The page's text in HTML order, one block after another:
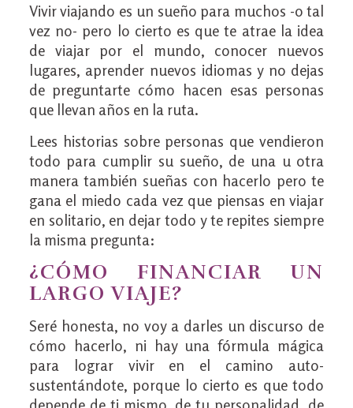
Vivir viajando es un sueño para muchos -o tal
vez no- pero lo cierto es que te atrae la idea
de viajar por el mundo, conocer nuevos
lugares, aprender nuevos idiomas y no dejas
de preguntarte cómo hacen esas personas
que llevan años en la ruta.
Lees historias sobre personas que vendieron
todo para cumplir su sueño, de una u otra
manera también sueñas con hacerlo pero te
gana el miedo cada vez que piensas en viajar
en solitario, en dejar todo y te repites siempre
la misma pregunta:
¿CÓMO FINANCIAR UN
LARGO VIAJE?
Seré honesta, no voy a darles un discurso de
cómo hacerlo, ni hay una fórmula mágica
para lograr vivir en el camino auto-
sustentándote, porque lo cierto es que todo